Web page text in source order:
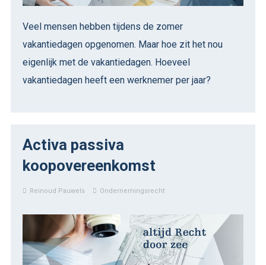
Veel mensen hebben tijdens de zomer
vakantiedagen opgenomen. Maar hoe zit het nou
eigenlijk met de vakantiedagen. Hoeveel
vakantiedagen heeft een werknemer per jaar?
Activa passiva
koopovereenkomst
Reinoud Pauwels Ondernemingsrecht